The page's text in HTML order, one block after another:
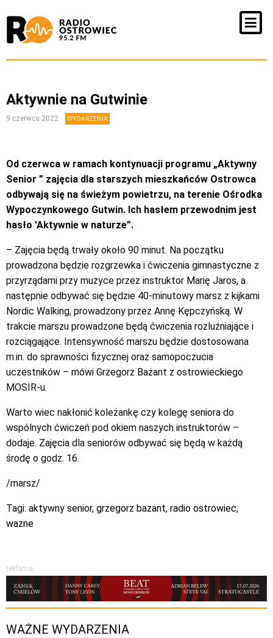
Aktywnie na Gutwinie
9 czerwca 2022 WYDARZENIA
Od czerwca w ramach kontynuacji programu „Aktywny
Senior ” zajęcia dla starszych mieszkańców Ostrowca
odbywają się na świeżym powietrzu, na terenie Ośrodka
Wypoczynkowego Gutwin. Ich hasłem przewodnim jest
hasło 'Aktywnie w naturze”.
– Zajęcia będą trwały około 90 minut. Na początku
prowadzona będzie rozgrzewka i ćwiczenia gimnastyczne z
przyrządami przy muzyce przez instruktor Marię Jaros, a
następnie odbywać się będzie 40-minutowy marsz z kijkami
Nordic Walking, prowadzony przez Annę Kępczyńską. W
trakcie marszu prowadzone będą ćwiczenia rozluźniające i
rozciągające. Intensywność marszu będzie dostosowana
m.in. do sprawności fizycznej oraz samopoczucia
uczestników – mówi Grzegorz Bażant z ostrowieckiego
MOSIR-u.
Warto wiec nakłonić koleżankę czy kolegę seniora do
wspólnych ćwiczeń pod okiem naszych instruktorów –
dodaje. Zajęcia dla seniorów odbywać się będą w każdą
środę o godz. 16.
/marsz/
Tagi: aktywny senior, grzegorz bazant, radio ostrowiec,
wazne
reklama
WAŻNE WYDARZENIA